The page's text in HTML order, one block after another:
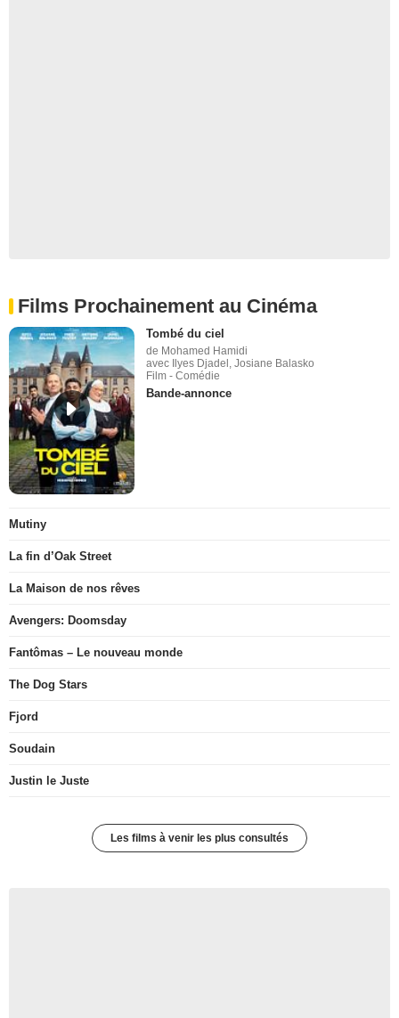
Films Prochainement au Cinéma
Tombé du ciel
de Mohamed Hamidi
avec Ilyes Djadel, Josiane Balasko
Film - Comédie
Bande-annonce
Mutiny
La fin d’Oak Street
La Maison de nos rêves
Avengers: Doomsday
Fantômas – Le nouveau monde
The Dog Stars
Fjord
Soudain
Justin le Juste
Les films à venir les plus consultés